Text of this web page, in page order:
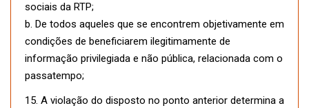
sociais da RTP;
b. De todos aqueles que se encontrem objetivamente em
condições de beneficiarem ilegitimamente de
informação privilegiada e não pública, relacionada com o
passatempo;
15. A violação do disposto no ponto anterior determina a